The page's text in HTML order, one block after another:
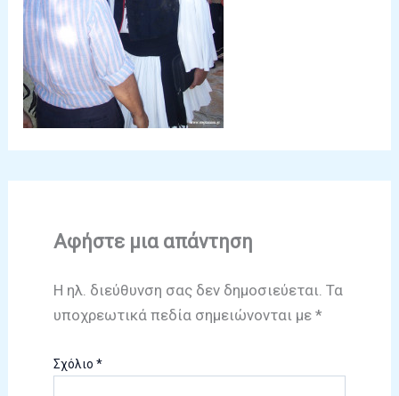
Αφήστε μια απάντηση
Η ηλ. διεύθυνση σας δεν δημοσιεύεται. Τα
υποχρεωτικά πεδία σημειώνονται με*
Σχόλιο*